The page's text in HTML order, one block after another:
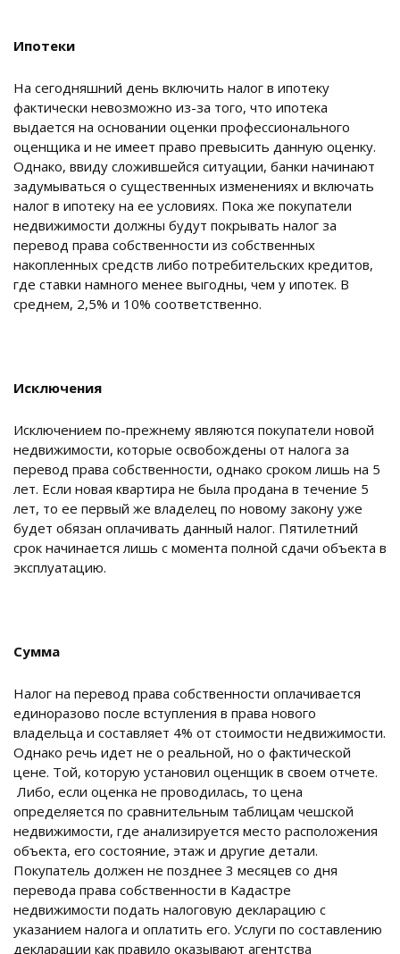
Ипотеки
На сегодняшний день включить налог в ипотеку
фактически невозможно из-за того, что ипотека
выдается на основании оценки профессионального
оценщика и не имеет право превысить данную оценку.
Однако, ввиду сложившейся ситуации, банки начинают
задумываться о существенных изменениях и включать
налог в ипотеку на ее условиях. Пока же покупатели
недвижимости должны будут покрывать налог за
перевод права собственности из собственных
накопленных средств либо потребительских кредитов,
где ставки намного менее выгодны, чем у ипотек. В
среднем, 2,5% и 10% соответственно.
Исключения
Исключением по-прежнему являются покупатели новой
недвижимости, которые освобождены от налога за
перевод права собственности, однако сроком лишь на 5
лет. Если новая квартира не была продана в течение 5
лет, то ее первый же владелец по новому закону уже
будет обязан оплачивать данный налог. Пятилетний
срок начинается лишь с момента полной сдачи объекта в
эксплуатацию.
Сумма
Налог на перевод права собственности оплачивается
единоразово после вступления в права нового
владельца и составляет 4% от стоимости недвижимости.
Однако речь идет не о реальной, но о фактической
цене. Той, которую установил оценщик в своем отчете.
Либо, если оценка не проводилась, то цена
определяется по сравнительным таблицам чешской
недвижимости, где анализируется место расположения
объекта, его состояние, этаж и другие детали.
Покупатель должен не позднее 3 месяцев со дня
перевода права собственности в Кадастре
недвижимости подать налоговую декларацию с
указанием налога и оплатить его. Услуги по составлению
декларации как правило оказывают агентства